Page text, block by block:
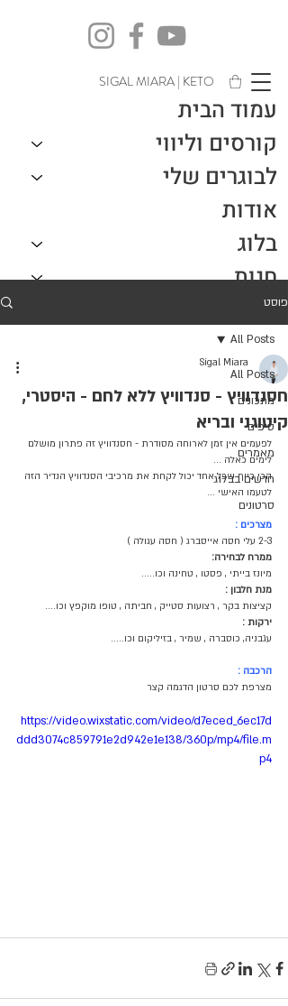
SIGAL MIARA | KETO
עמוד הבית
קורסים וליווי
לבוגרים שלי
אודות
בלוג
חנות
צור קשרפוסט
All Posts
מתכונים
טיפים
מאמרים
חדשים בבלוג
סרטונים
All Posts
חסנדוויץ - סנדוויץ ללא לחם - היסטרי,
קיטוגני ובריא
Sigal Miara
לפעמים אין זמן לארוחה מסודרת - חסנדוויץ זה פתרון מושלם
לימים כאלה ...
הכי כייף שכל אחד יכול לקחת את מרכיבי הסנדוויץ הנדיר הזה
לטעמו האישי ...
מצרכים :
2-3 עלי חסה אייסברג ( חסה עגולה )
ממרח לבחירה:
מיונז בייתי , פסטו , טחינה וכו.....
מנת חלבון :
קציצות בקר , רצועות סטייק , חביתה , טופו מוקפץ וכו....
ירקות :
עגבניה, כוסברה , שמיר , בזיליקום וכו.....
הרכבה :
מצרפת לכם סרטון הדגמה קצר
https://video.wixstatic.com/video/d7eced_6ec17d
ddd3074c859791e2d942e1e138/360p/mp4/file.m
p4